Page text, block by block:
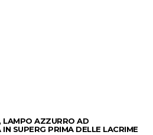
LAMPO AZZURRO AD
SUPERG PRIMA DELLE LACRIME